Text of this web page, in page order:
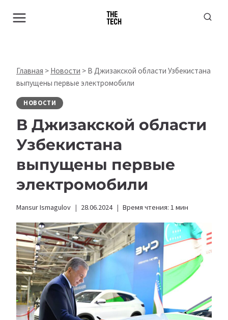
Главная > Новости > В Джизакской области Узбекистана
выпущены первые электромобили
НОВОСТИ
В Джизакской области
Узбекистана
выпущены первые
электромобили
Mansur Ismagulov 28.06.2024 Время чтения: 1 мин